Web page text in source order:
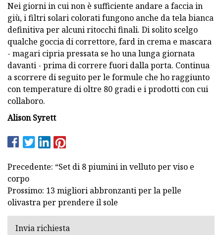
Nei giorni in cui non è sufficiente andare a faccia in
giù, i filtri solari colorati fungono anche da tela bianca
definitiva per alcuni ritocchi finali. Di solito scelgo
qualche goccia di correttore, fard in crema e mascara
- magari cipria pressata se ho una lunga giornata
davanti - prima di correre fuori dalla porta. Continua
a scorrere di seguito per le formule che ho raggiunto
con temperature di oltre 80 gradi e i prodotti con cui
collaboro.
Alison Syrett
Precedente: “Set di 8 piumini in velluto per viso e
corpo
Prossimo: 13 migliori abbronzanti per la pelle
olivastra per prendere il sole
Invia richiesta